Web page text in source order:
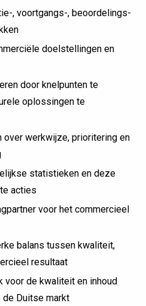
, voortgangs-, beoordelings-
doelstellingen en
door knelpunten te
oplossingen te
over werkwijze, prioritering en
statistieken en deze
acties
voor het commercieel
balans tussen kwaliteit,
resultaat
voor de kwaliteit en inhoud
Duitse markt